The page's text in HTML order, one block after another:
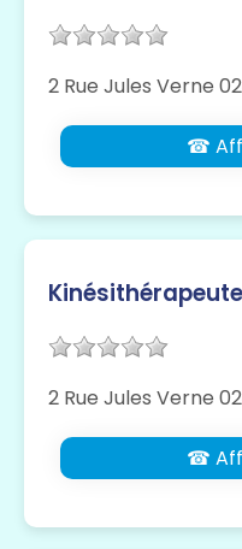
2 Rue Jules Verne
☎
2 Rue Jules Verne
☎